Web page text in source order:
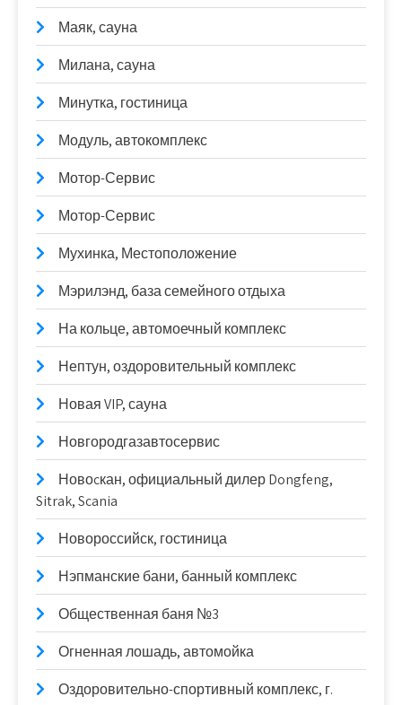
Маяк, сауна
Милана, сауна
Минутка, гостиница
Модуль, автокомплекс
Мотор-Сервис
Мотор-Сервис
Мухинка, Местоположение
Мэрилэнд, база семейного отдыха
На кольце, автомоечный комплекс
Нептун, оздоровительный комплекс
Новая VIP, сауна
Новгородгазавтосервис
Новоcкан, официальный дилер Dongfeng,
Sitrak, Scania
Новороссийск, гостиница
Нэпманские бани, банный комплекс
Общественная баня №3
Огненная лошадь, автомойка
Оздоровительно-спортивный комплекс, г.